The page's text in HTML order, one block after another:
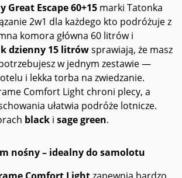
Great Escape 60+15 marki Tatonka
2w1 dla każdego kto podróżuje z
komora główna 60 litrów i
dzienny 15 litrówsprawiają, że masz
w jednym zestawie —
i lekka torba na zwiedzanie.
Comfort Light chroni plecy, a
ułatwia podróże lotnicze.
black i sage green.
nośny – idealny do samolotu